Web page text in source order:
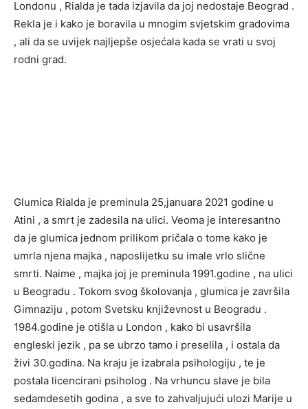
Londonu , Rialda je tada izjavila da joj nedostaje Beograd .
Rekla je i kako je boravila u mnogim svjetskim gradovima
, ali da se uvijek najljepše osjećala kada se vrati u svoj
rodni grad.
Glumica Rialda je preminula 25,januara 2021 godine u
Atini , a smrt je zadesila na ulici. Veoma je interesantno
da je glumica jednom prilikom pričala o tome kako je
umrla njena majka , naposlijetku su imale vrlo slične
smrti. Naime , majka joj je preminula 1991.godine , na ulici
u Beogradu . Tokom svog školovanja , glumica je završila
Gimnaziju , potom Svetsku književnost u Beogradu .
1984.godine je otišla u London , kako bi usavršila
engleski jezik , pa se ubrzo tamo i preselila , i ostala da
živi 30.godina. Na kraju je izabrala psihologiju , te je
postala licencirani psiholog . Na vrhuncu slave je bila
sedamdesetih godina , a sve to zahvaljujući ulozi Marije u